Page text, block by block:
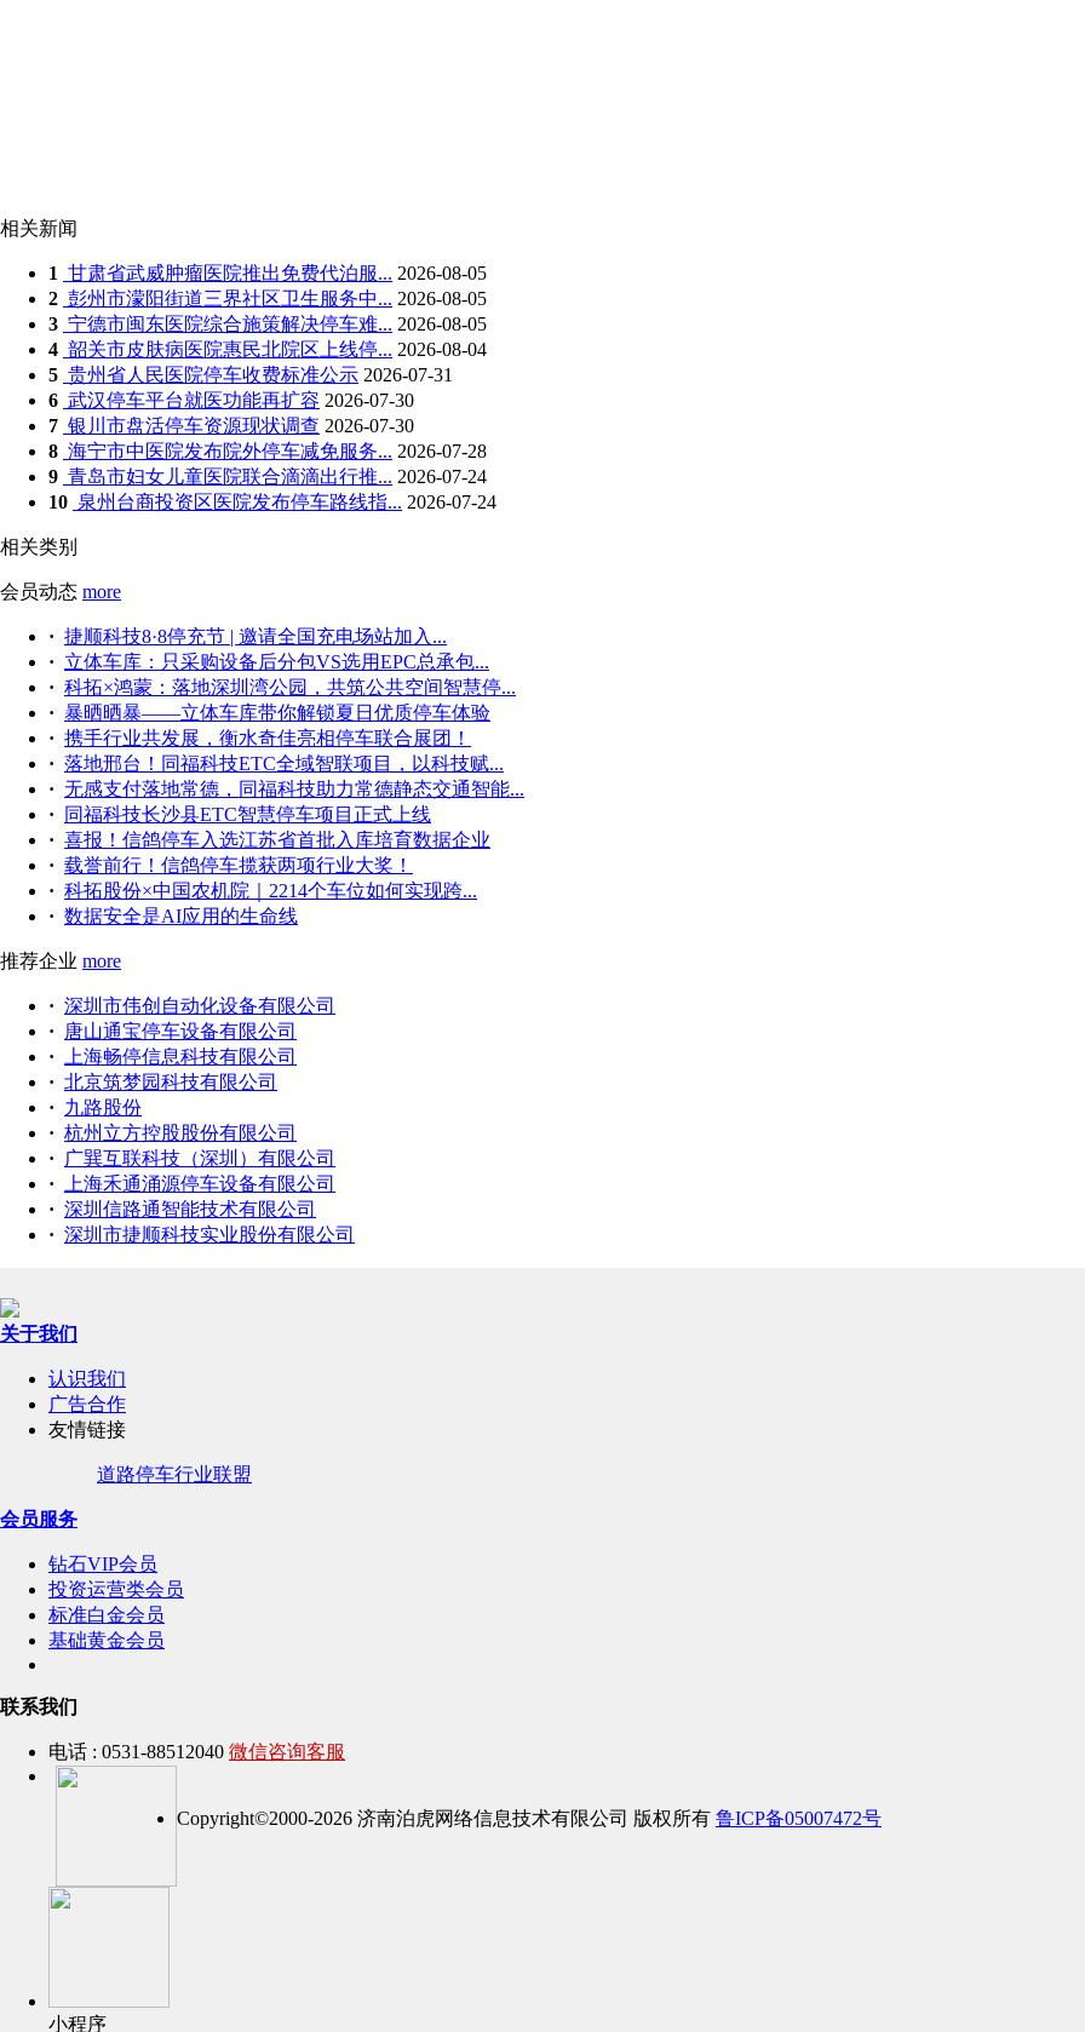
相关新闻
1 甘肃省武威肿瘤医院推出免费代泊服... 2026-08-05
2 彭州市濛阳街道三界社区卫生服务中... 2026-08-05
3 宁德市闽东医院综合施策解决停车难... 2026-08-05
4 韶关市皮肤病医院惠民北院区上线停... 2026-08-04
5 贵州省人民医院停车收费标准公示 2026-07-31
6 武汉停车平台就医功能再扩容 2026-07-30
7 银川市盘活停车资源现状调查 2026-07-30
8 海宁市中医院发布院外停车减免服务... 2026-07-28
9 青岛市妇女儿童医院联合滴滴出行推... 2026-07-24
10 泉州台商投资区医院发布停车路线指... 2026-07-24
相关类别
会员动态 more
· 捷顺科技8·8停充节 | 邀请全国充电场站加入...
· 立体车库：只采购设备后分包VS选用EPC总承包...
· 科拓×鸿蒙：落地深圳湾公园，共筑公共空间智慧停...
· 暴晒晒暴——立体车库带你解锁夏日优质停车体验
· 携手行业共发展，衡水奇佳亮相停车联合展团！
· 落地邢台！同福科技ETC全域智联项目，以科技赋...
· 无感支付落地常德，同福科技助力常德静态交通智能...
·
同福科技长沙县ETC智慧停车项目正式上线
· 喜报！信鸽停车入选江苏省首批入库培育数据企业
· 载誉前行！信鸽停车揽获两项行业大奖！
· 科拓股份×中国农机院｜2214个车位如何实现跨...
· 数据安全是AI应用的生命线
推荐企业 more
· 深圳市伟创自动化设备有限公司
·
唐山通宝停车设备有限公司
·
上海畅停信息科技有限公司
· 北京筑梦园科技有限公司
· 九路股份
· 杭州立方控股股份有限公司
·
广巽互联科技（深圳）有限公司
·
上海禾通涌源停车设备有限公司
· 深圳信路通智能技术有限公司
· 深圳市捷顺科技实业股份有限公司
关于我们
认识我们
广告合作
友情链接
道路停车行业联盟
会员服务
钻石VIP会员
投资运营类会员
标准白金会员
基础黄金会员
联系我们
电话 : 0531-88512040 微信咨询客服
Copyright©2000-2026 济南泊虎网络信息技术有限公司 版权所有 鲁ICP备05007472号
小程序